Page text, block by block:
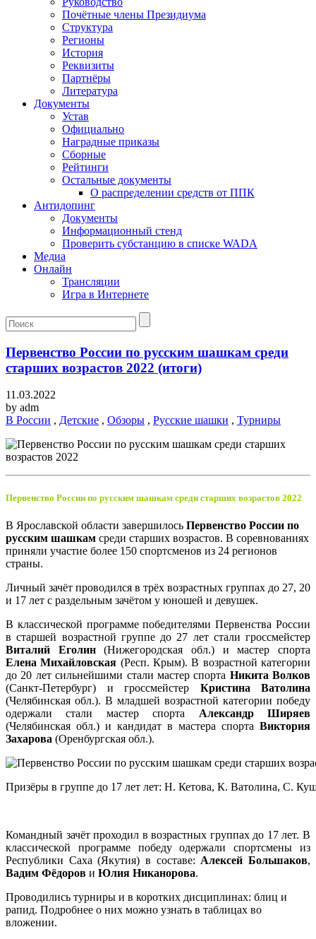
Почётные члены Президиума
Структура
Регионы
История
Реквизиты
Партнёры
Литература
Документы
Устав
Официально
Наградные приказы
Сборные
Рейтинги
Остальные документы
О распределении средств от ППК
Антидопинг
Документы
Информационный стенд
Проверить субстанцию в списке WADA
Медиа
Онлайн
Трансляции
Игра в Интернете
Первенство России по русским шашкам среди
старших возрастов 2022 (итоги)
11.03.2022
by adm
В России , Детские , Обзоры , Русские шашки , Турниры
Первенство России по русским шашкам среди старших возрастов 2022
В Ярославской области завершилось Первенство России по
русским шашкам среди старших возрастов. В соревнованиях
приняли участие более 150 спортсменов из 24 регионов
страны.
Личный зачёт проводился в трёх возрастных группах до 27, 20
и 17 лет с раздельным зачётом у юношей и девушек.
В классической программе победителями Первенства России
в старшей возрастной группе до 27 лет стали гроссмейстер
Виталий Еголин(Нижегородская обл.) и мастер спорта
Елена Михайловская (Респ. Крым). В возрастной категории
до 20 лет сильнейшими стали мастер спорта Никита Волков
(Санкт-Петербург) и гроссмейстер Кристина Ватолина
(Челябинская обл.). В младшей возрастной категории победу
одержали стали мастер спорта Александр Ширяев
(Челябинская обл.) и кандидат в мастера спорта Виктория
Захарова (Оренбургская обл.).
Призёры в группе до 17 лет лет: Н. Кетова, К. Ватолина, С.
Командный зачёт проходил в возрастных группах до 17 лет. В
классической программе победу одержали спортсмены из
Республики Саха (Якутия) в составе: Алексей Большаков,
Вадим Фёдоров и Юлия Никанорова.
Проводились турниры и в коротких дисциплинах: блиц и
рапид. Подробнее о них можно узнать в таблицах во
вложении.